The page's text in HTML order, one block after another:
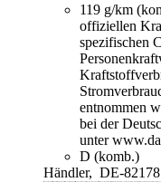
119 g/km
offiziellen
spezifischen
entnommen
bei der
unter
D (komb.)
Händler, DE-